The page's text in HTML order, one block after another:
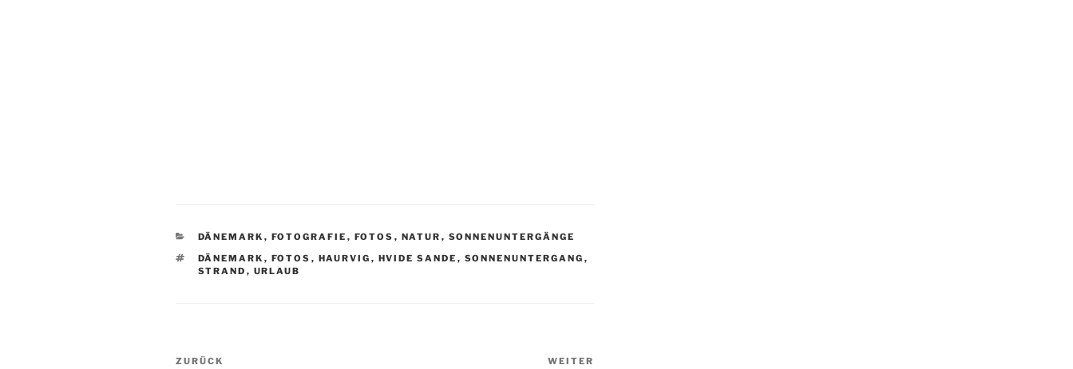
KATEGORIEN
DÄNEMARK , FOTOGRAFIE , FOTOS , NATUR , SONNENUNTERGÄNGE
SCHLAGWÖRTER
DÄNEMARK , FOTOS , HAURVIG , HVIDE SANDE , SONNENUNTERGANG ,
STRAND , URLAUB
Beitragsnavigation
Vorheriger
ZURÜCK WEITER